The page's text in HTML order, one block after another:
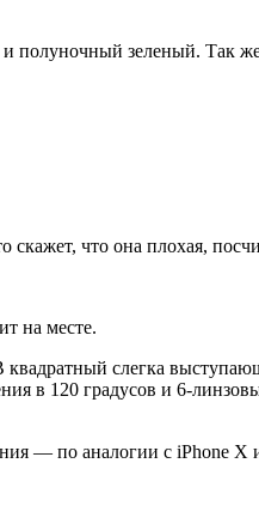
полуночный зеленый. Так
скажет, что она плохая,
на месте.
слегка
в 120 градусов и 6-
— по аналогии с iPhone